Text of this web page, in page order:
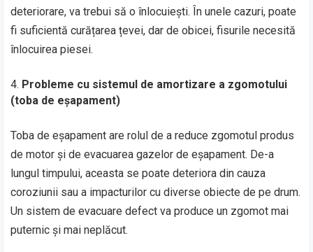
deteriorare, va trebui să o înlocuiești. În unele cazuri, poate
fi suficientă curățarea țevei, dar de obicei, fisurile necesită
înlocuirea piesei.
Probleme cu sistemul de amortizare a zgomotului
(toba de eșapament)
Toba de eșapament are rolul de a reduce zgomotul produs
de motor și de evacuarea gazelor de eșapament. De-a
lungul timpului, aceasta se poate deteriora din cauza
coroziunii sau a impacturilor cu diverse obiecte de pe drum.
Un sistem de evacuare defect va produce un zgomot mai
puternic și mai neplăcut.